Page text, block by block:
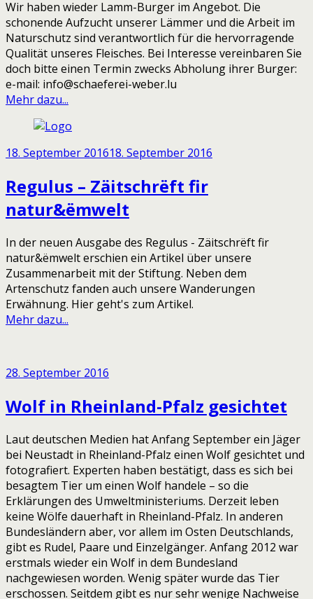
Wir haben wieder Lamm-Burger im Angebot. Die
schonende Aufzucht unserer Lämmer und die Arbeit im
Naturschutz sind verantwortlich für die hervorragende
Qualität unseres Fleisches. Bei Interesse vereinbaren Sie
doch bitte einen Termin zwecks Abholung ihrer Burger:
e-mail: info@schaeferei-weber.lu
Mehr dazu...
18. September 201618. September 2016
Regulus – Zäitschrëft fir
natur&ëmwelt
In der neuen Ausgabe des Regulus - Zäitschrëft fir
natur&ëmwelt erschien ein Artikel über unsere
Zusammenarbeit mit der Stiftung. Neben dem
Artenschutz fanden auch unsere Wanderungen
Erwähnung. Hier geht's zum Artikel.
Mehr dazu...
28. September 2016
Wolf in Rheinland-Pfalz gesichtet
Laut deutschen Medien hat Anfang September ein Jäger
bei Neustadt in Rheinland-Pfalz einen Wolf gesichtet und
fotografiert. Experten haben bestätigt, dass es sich bei
besagtem Tier um einen Wolf handele – so die
Erklärungen des Umweltministeriums. Derzeit leben
keine Wölfe dauerhaft in Rheinland-Pfalz. In anderen
Bundesländern aber, vor allem im Osten Deutschlands,
gibt es Rudel, Paare und Einzelgänger. Anfang 2012 war
erstmals wieder ein Wolf in dem Bundesland
nachgewiesen worden. Wenig später wurde das Tier
erschossen. Seitdem gibt es nur sehr wenige Nachweise